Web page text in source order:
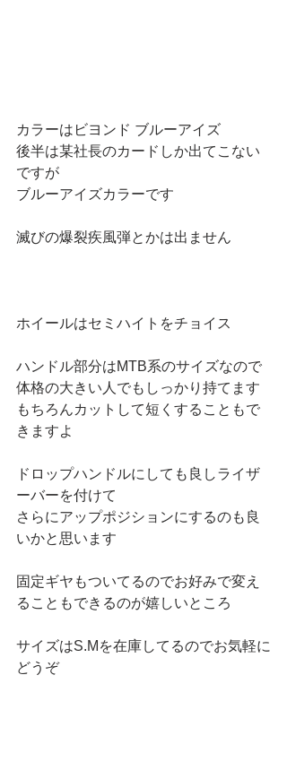
カラーはビヨンド ブルーアイズ
後半は某社長のカードしか出てこない
ですが
ブルーアイズカラーです
滅びの爆裂疾風弾とかは出ません
ホイールはセミハイトをチョイス
ハンドル部分はMTB系のサイズなので
体格の大きい人でもしっかり持てます
もちろんカットして短くすることもで
きますよ
ドロップハンドルにしても良しライザ
ーバーを付けて
さらにアップポジションにするのも良
いかと思います
固定ギヤもついてるのでお好みで変え
ることもできるのが嬉しいところ
サイズはS.Mを在庫してるのでお気軽に
どうぞ